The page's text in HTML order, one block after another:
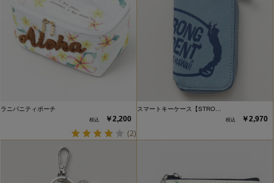
ラニバニティポーチ
￥2,200
(2)
スマートキーケース【STRO…
￥2,970